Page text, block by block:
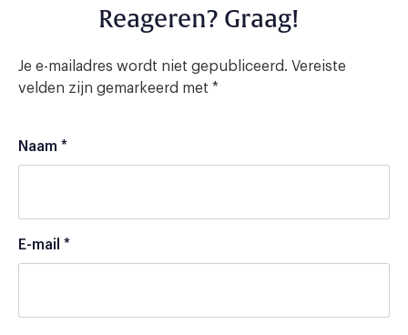
Reageren? Graag!
Je e-mailadres wordt niet gepubliceerd. Vereiste
velden zijn gemarkeerd met *
Naam *
E-mail *